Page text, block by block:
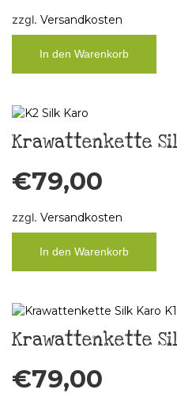
zzgl. Versandkosten
In den Warenkorb
Krawattenkette
€79,00
zzgl. Versandkosten
In den Warenkorb
Krawattenkette
€79,00